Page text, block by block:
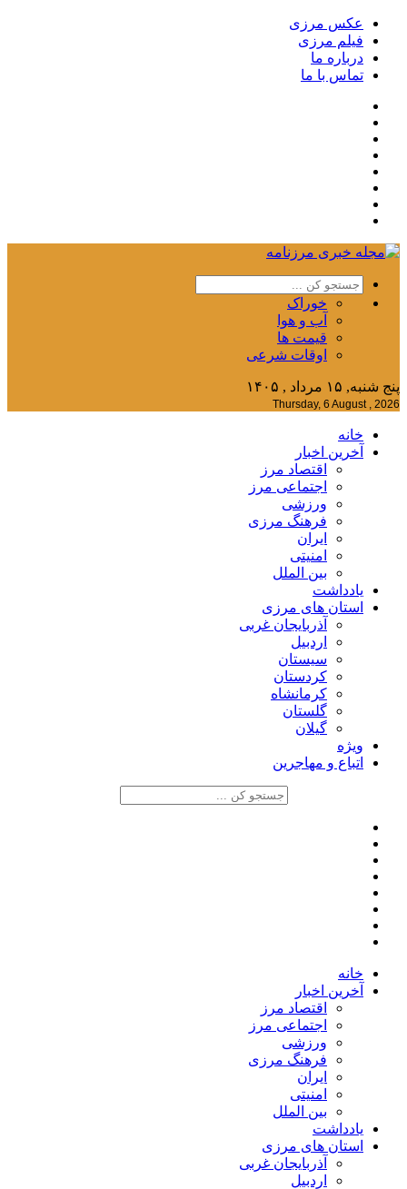
عکس مرزی
فیلم مرزی
درباره ما
تماس با ما
خوراک
آب و هوا
قیمت ها
اوقات شرعی
پنج شنبه, ۱۵ مرداد , ۱۴۰۵
Thursday, 6 August , 2026
خانه
آخرین اخبار
اقتصاد مرز
اجتماعی مرز
ورزشی
فرهنگ مرزی
ایران
امنیتی
بین الملل
یادداشت
استان های مرزی
آذربایجان غربی
اردبیل
سیستان
کردستان
کرمانشاه
گلستان
گیلان
ویژه
اتباع و مهاجرین
خانه
آخرین اخبار
اقتصاد مرز
اجتماعی مرز
ورزشی
فرهنگ مرزی
ایران
امنیتی
بین الملل
یادداشت
استان های مرزی
آذربایجان غربی
اردبیل